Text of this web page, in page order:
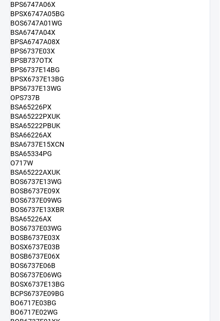
BPS6747A06X
BPSX6747A05BG
BOS6747A01WG
BSA6747A04X
BPSA6747A08X
BPS6737E03X
BPSB737OTX
BPS6737E14BG
BPSX6737E13BG
BPS6737E13WG
OPS737B
BSA65226PX
BSA65222PXUK
BSA65222PBUK
BSA66226AX
BSA6737E15XCN
BSA65334PG
O717W
BSA65222AXUK
BOS6737E13WG
BOSB6737E09X
BOS6737E09WG
BOS6737E13XBR
BSA65226AX
BOS6737E03WG
BOSB6737E03X
BOSX6737E03B
BOSB6737E06X
BOS6737E06B
BOS6737E06WG
BOSX6737E13BG
BCPS6737E09BG
BO6717E03BG
BO6717E02WG